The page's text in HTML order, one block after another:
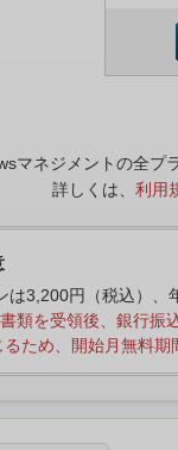
マネジメントの全プ
詳しくは、 利用
3,200円（税込）、
類を受領後、銀行振
ため、開始月無料期